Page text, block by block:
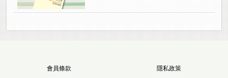
會員條款 隱私政策